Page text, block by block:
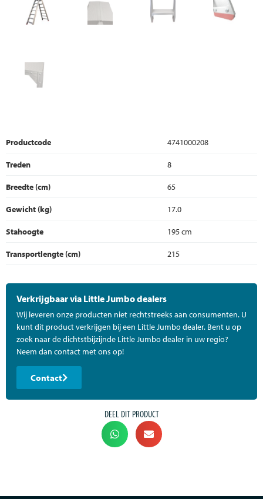
Productcode
4741000208
Treden
8
Breedte (cm)
65
Gewicht (kg)
17.0
Stahoogte
195 cm
Transportlengte (cm)
215
Verkrijgbaar via Little Jumbo dealers
Wij leveren onze producten niet rechtstreeks aan consumenten. U
kunt dit product verkrijgen bij een Little Jumbo dealer. Bent u op
zoek naar de dichtstbijzijnde Little Jumbo dealer in uw regio?
Neem dan contact met ons op!
Contact
DEEL DIT PRODUCT